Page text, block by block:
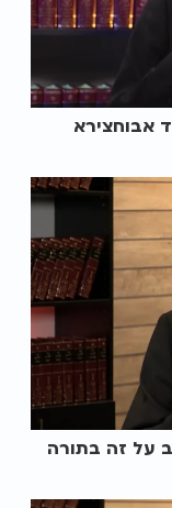
אבוחצירא
על זה בתורה